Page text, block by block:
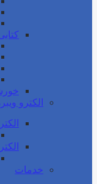
الکترو
خدمات